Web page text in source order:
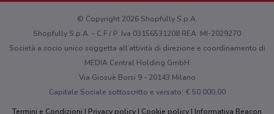
© Copyright 2026 Shopfully S.p.A.
Shopfully S.p.A. - C.F / P. Iva 03156531208 REA: MI-2029270
Società a socio unico soggetta all’attività di direzione e coordinamento di
MEDIA Central Holding GmbH
Via Giosuè Borsi 9 - 20143 Milano
Capitale Sociale sottoscritto e versato: € 50.000,00
Termini e Condizioni
Privacy policy Cookie policy Informativa Beacon